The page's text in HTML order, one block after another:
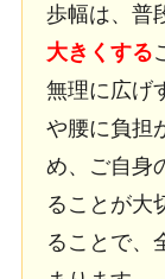
歩幅は、普
大きくする
無理に広げ
や腰に負担
め、ご自身
ることが大
ることで、